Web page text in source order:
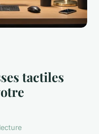
tactiles